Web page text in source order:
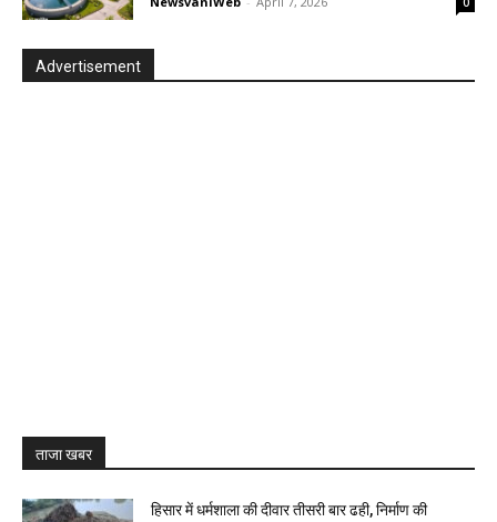
Advertisement
ताजा खबर
हिसार में धर्मशाला की दीवार तीसरी बार ढही, निर्माण की